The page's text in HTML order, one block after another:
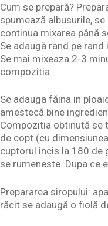
Cum se prepară?
spumează albusurile,
continua mixarea până
Se adaugă rand pe
Se mai mixeaza 2-3
compozitia.
Se adauga făina in
amestecă bine
Compozitia obtinută se
de copt (cu
cuptorul incis la 180 de
se rumeneste. Dupa ce
Prepararea siropului:
răcit se adaugă o fiolă